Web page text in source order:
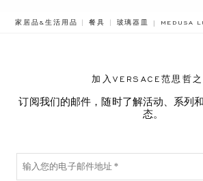
家居品&生活用品 餐具 玻璃器皿 MEDUSA
加入VERSACE范思哲
订阅我们的邮件，随时了解活动、系列
态。